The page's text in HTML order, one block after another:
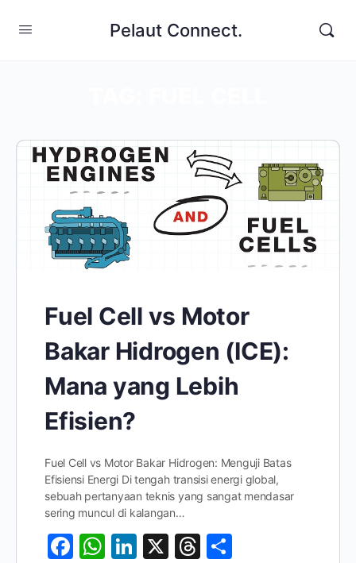
Pelaut Connect.
Fuel Cell vs Motor
Bakar Hidrogen (ICE):
Mana yang Lebih
Efisien?
Fuel Cell vs Motor Bakar Hidrogen: Menguji Batas
Efisiensi Energi Di tengah transisi energi global,
sebuah pertanyaan teknis yang sangat mendasar
sering muncul di kalangan…
Facebook
WhatsApp
LinkedIn
X Threads